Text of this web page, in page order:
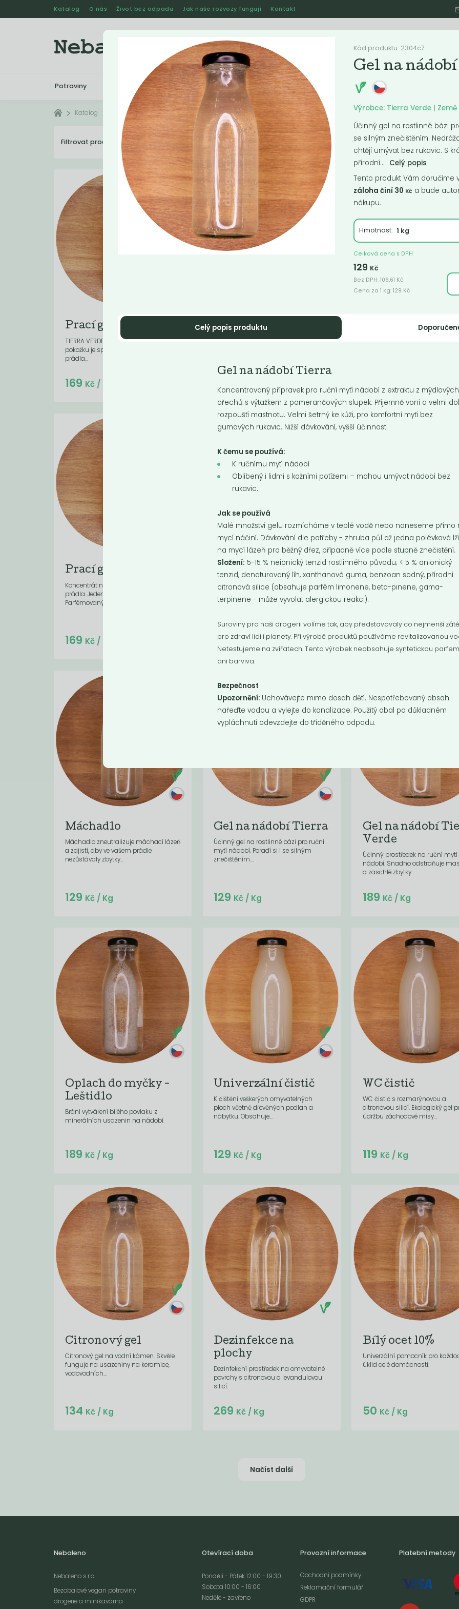
Katalog O nás Život bez odpadu Jak naše rozvozy fungují Kontakt
Potraviny Drogerie Kosmetika Ostatní Jak naše rozvozy
Katalog Drogerie Drogerie - tekuté
Filtrovat produkty 16 Doporučené Nejlevnější Nejdražší Nejprodávanější
Prací gel sensitive
TIERRA VERDE prací gel pro citlivou
pokožku je speciálně vyvinut pro praní
prádla...
Do košíku:
169 Kč/ Kg
Prací gel levandule
Koncentrát na šetrné praní barevného
Prací gel vavřín
169
Prací gel pomeranč
Koncentrát na šetrné praní barevného
prádla. Jeden litr až na 33 praní.
Parfémovaný...
Do košíku:
169 Kč/ Kg
Prací gel na funkční
prádlo
Koncentrovaný gel pro šetrné a
ekologické praní sportovního a
Do košíku:(195 Kč)
195Kč/ Kg
Aviváž
Aviváž bez syntetických barviv a
parfémů, s jemnou vůní přírodní
levandulové silice.
Do košíku:(129Kč)
129Kč/ Kg
Máchadlo
Máchadlo zneutralizuje máchací lázeň
a zajistí, aby ve vašem prádle
nezůstávaly zbytky...
Do košíku:
129 Kč/ Kg
Gel na nádobí Tierra
Účinný gel na rostlinné bázi pro ruční
mytí nádobí. Poradí si i se silným
znečištěním....
Do košíku:
129 Kč / Kg
Gel na nádobí
Verde
Účinný prostředek na ruční mytí
nádobí. Snadno odstraňuje
a zaschlé zbytky...
Do košíku:
189 Kč/ Kg
Oplach do myčky -
Leštidlo
Brání vytváření bílého povlaku z
minerálních usazenin na nádobí.
Do košíku:
189 Kč/ Kg
Univerzální čistič
K čištění veškerých omyvatelných
ploch včetně dřevěných podlah a
nábytku. Obsahuje...
Do košíku:
129 Kč / Kg
WC čistič
WC čistič s rozmarýnovou a
citronovou silicí. Ekologický gel
údržbu záchodové mísy...
Do košíku:
119 Kč/ Kg
Citronový gel
Citronový gel na vodní kámen. Skvěle
funguje na usazeniny na keramice,
vodovodních...
Do košíku:
134 Kč/ Kg
Dezinfekce na
plochy
Dezinfekční prostředek na omyvatelné
povrchy s citronovou a levandulovou
silicí.
Do košíku:
269 Kč / Kg
Bílý ocet 10%
Univerzální pomocník pro
úklid celé domácnosti.
Do košíku:
50 Kč/ Kg
Načíst další
Nebaleno
Nebaleno s.r.o.
Bezobalové vegan potraviny
drogerie a minikavárna
Otevírací doba
Pondělí - Pátek 12:00 - 19:30
Sobota 10:00 - 16:00
Neděle - zavřeno
Provozní informace
Obchodní podmínky
Reklamační formulář
GDPR
Platební metody
Kód produktu: 2304c7
Gel na
Výrobce: Tierra Verde |
Účinný gel na rostlinné bázi
se silným znečištěním.
chtějí umývat bez rukavic. S
přírodní... Celý popis
Tento produkt Vám doručíme
záloha činí 30 Kč a bude
nákupu.
Hmotnost:
Celková cena s DPH
129 Kč
Bez DPH: 106,61 Kč
Cena za 1 kg: 129 Kč
Celý popis produktu
Gel na nádobí Tierra
Koncentrovaný přípravek pro ruční mytí nádobí z extraktu z mýdlových
ořechů s výtažkem z pomerančových slupek. Příjemně voní a velmi
rozpouští mastnotu. Velmi šetrný ke kůži, pro komfortní mytí bez
gumových rukavic. Nižší dávkování, vyšší účinnost.
K čemu se používá:
K ručnímu mytí nádobí
Oblíbený i lidmi s kožními potížemi – mohou umývat nádobí bez
rukavic.
Jak se používá
Malé množství gelu rozmícháme v teplé vodě nebo naneseme přímo
mycí náčiní. Dávkování dle potřeby - zhruba půl až jedna polévková
na mycí lázeň pro běžný dřez, případně více podle stupně znečistění.
Složení: 5-15 % neionický tenzid rostlinného původu; < 5 % anionický
tenzid, denaturovaný líh, xanthanová guma, benzoan sodný, přírodní
citronová silice (obsahuje parfém limonene, beta-pinene, gama-
terpinene - může vyvolat alergickou reakci).
Suroviny pro naši drogerii volíme tak, aby představovaly co nejmenší
pro zdraví lidí i planety. Při výrobě produktů používáme revitalizovanou
Netestujeme na zvířatech. Tento výrobek neobsahuje syntetickou
ani barviva.
Bezpečnost
Upozornění: Uchovávejte mimo dosah dětí. Nespotřebovaný obsah
nařeďte vodou a vylejte do kanalizace. Použitý obal po důkladném
vypláchnutí odevzdejte do tříděného odpadu.